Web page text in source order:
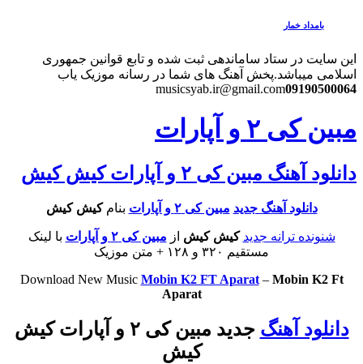
بامداد خمار
این سایت در ستاد ساماندهی ثبت شده و تابع قوانین جمهوری
اسلامی میباشد.پخش آهنگ های شما در رسانه موزیک یاب
musicsyab.ir@gmail.com09190500064
مبین کی ۲ و آپارات
دانلود آهنگ مبین کی ۲ و آپارات کیش کیش
دانلود آهنگ جدید مبین کی ۲ و آپارات بنامکیش کیش
شنونده ترانه جدید کیش کیش از مبین کی ۲ و آپارات
با لینک
مستقیم ۳۲۰ و ۱۲۸ + متن موزیک
Download New Music Mobin K2 FT Aparat– Mobin K2 Ft
Aparat
دانلود آهنگ
جدید مبین کی ۲ و آپارات کیش
کیش